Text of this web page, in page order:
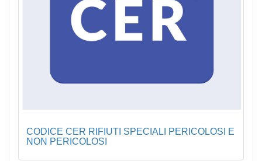
CODICE CER RIFIUTI SPECIALI PERICOLOSI E
NON PERICOLOSI